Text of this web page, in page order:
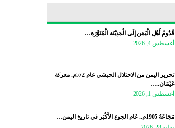
قُدُومُ أَهْلِ الْيَمَن إِلَى الْمَدِيْنَة الْمُنَوَّرَة…
أغسطس 4, 2026
تحرير اليمن من الاحتلال الحبشي عام 572م. معركة
غَيْمَان..…
أغسطس 1, 2026
مَجَاعَةُ 1905م.. عَام الجوع الأَكْبَر في تاريخ اليمن…